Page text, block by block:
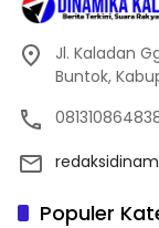
Jl. Kaladan
Buntok,
Populer